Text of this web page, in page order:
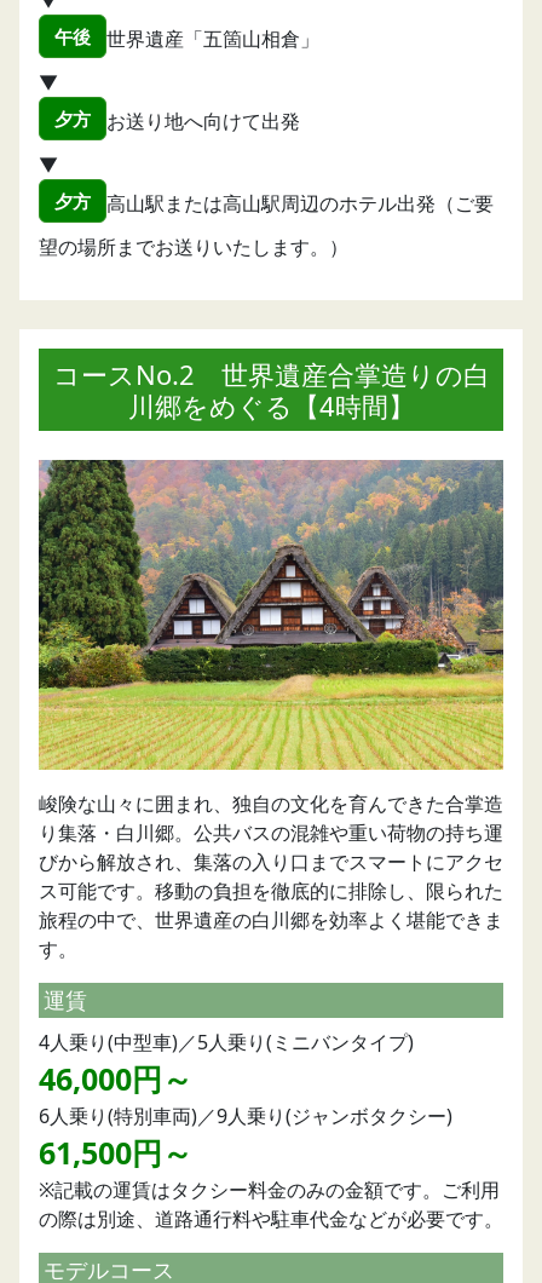
午後
世界遺産「五箇山相倉」
▼
夕方
お送り地へ向けて出発
▼
夕方
高山駅または高山駅周辺のホテル出発（ご要
望の場所までお送りいたします。）
コースNo.2 世界遺産合掌造りの白
川郷をめぐる【4時間】
峻険な山々に囲まれ、独自の文化を育んできた合掌造
り集落・白川郷。公共バスの混雑や重い荷物の持ち運
びから解放され、集落の入り口までスマートにアクセ
ス可能です。移動の負担を徹底的に排除し、限られた
旅程の中で、世界遺産の白川郷を効率よく堪能できま
す。
運賃
4人乗り(中型車)／5人乗り(ミニバンタイプ)
46,000円～
6人乗り(特別車両)／9人乗り(ジャンボタクシー)
61,500円～
※記載の運賃はタクシー料金のみの金額です。ご利用
の際は別途、道路通行料や駐車代金などが必要です。
モデルコース